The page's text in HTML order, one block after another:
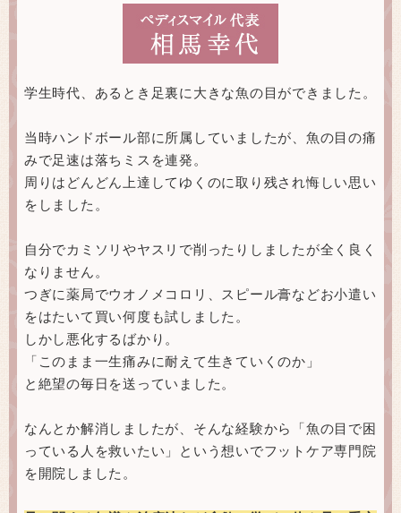
学生時代、あるとき足裏に大きな魚の目ができました。
当時ハンドボール部に所属していましたが、魚の目の痛
みで足速は落ちミスを連発。
周りはどんどん上達してゆくのに取り残され悔しい思い
をしました。
自分でカミソリやヤスリで削ったりしましたが全く良く
なりません。
つぎに薬局でウオノメコロリ、スピール膏などお小遣い
をはたいて買い何度も試しました。
しかし悪化するばかり。
「このまま一生痛みに耐えて生きていくのか」
と絶望の毎日を送っていました。
なんとか解消しましたが、そんな経験から「魚の目で困
っている人を救いたい」という想いでフットケア専門院
を開院しました。